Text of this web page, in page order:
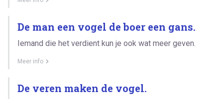
De man een vogel de boer een gans.
Iemand die het verdient kun je ook wat meer geven.
Meer info
De veren maken de vogel.